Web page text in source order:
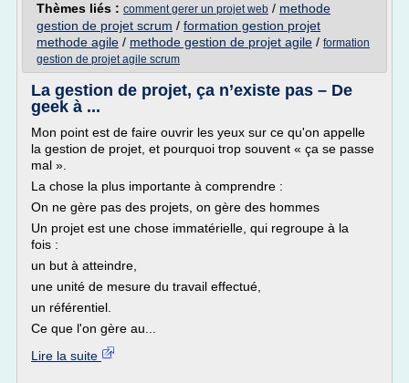
Thèmes liés : comment gerer un projet web / methode
gestion de projet scrum / formation gestion projet
methode agile / methode gestion de projet agile / formation
gestion de projet agile scrum
La gestion de projet, ça n’existe pas – De
geek à ...
Mon point est de faire ouvrir les yeux sur ce qu'on appelle
la gestion de projet, et pourquoi trop souvent « ça se passe
mal ».
La chose la plus importante à comprendre :
On ne gère pas des projets, on gère des hommes
Un projet est une chose immatérielle, qui regroupe à la
fois :
un but à atteindre,
une unité de mesure du travail effectué,
un référentiel.
Ce que l'on gère au...
Lire la suite